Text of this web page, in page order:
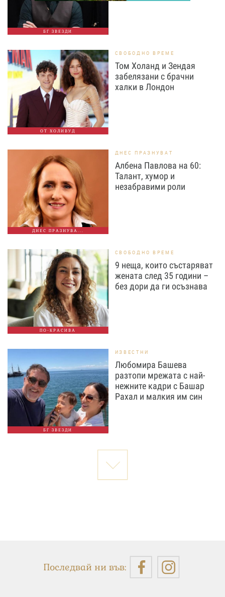
БГ ЗВЕЗДИ
ОТ ХОЛИВУД
СВОБОДНО ВРЕМЕ
Том Холанд и Зендая
забелязани с брачни
халки в Лондон
ДНЕС ПРАЗНУВА...
ДНЕС ПРАЗНУВАТ
Албена Павлова на 60:
Талант, хумор и
незабравими роли
ПО-КРАСИВА
СВОБОДНО ВРЕМЕ
9 неща, които състаряват
жената след 35 години –
без дори да ги осъзнава
БГ ЗВЕЗДИ
ИЗВЕСТНИ
Любомира Башева
разтопи мрежата с най-
нежните кадри с Башар
Рахал и малкия им син
Последвай ни във: